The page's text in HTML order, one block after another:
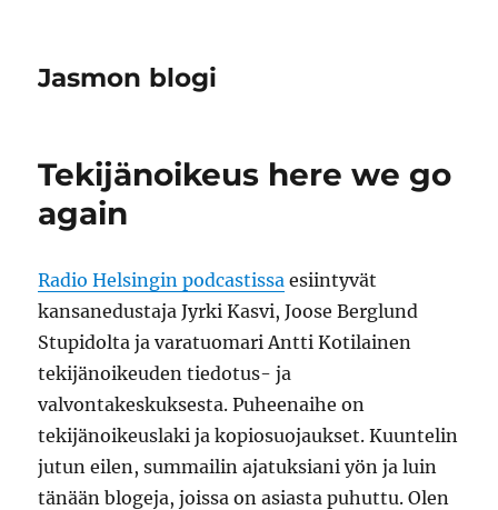
Jasmon blogi
Tekijänoikeus here we go
again
Radio Helsingin podcastissa esiintyvät
kansanedustaja Jyrki Kasvi, Joose Berglund
Stupidolta ja varatuomari Antti Kotilainen
tekijänoikeuden tiedotus- ja
valvontakeskuksesta. Puheenaihe on
tekijänoikeuslaki ja kopiosuojaukset. Kuuntelin
jutun eilen, summailin ajatuksiani yön ja luin
tänään blogeja, joissa on asiasta puhuttu. Olen